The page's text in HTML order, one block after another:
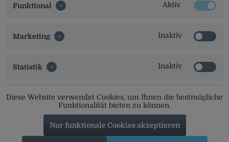
Informationen
Abenstaler
Erl-Bräu
Coca Cola
Funktional Aktiv
Marketing Inaktiv
Statistik Inaktiv
Diese Website verwendet Cookies, um Ihnen die bestmögliche
Funktionalität bieten zu können.
Nur funktionale Cookies akzeptieren